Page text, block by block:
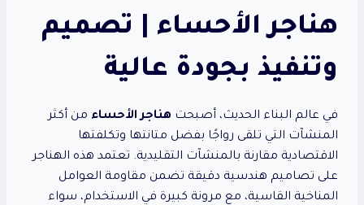
هناجر الأحساء | تصميم
وتنفيذ بجودة عالية
في عالم البناء الحديث، أصبحت هناجر الأحساء من أكثر
المنشآت التي تلقى رواجًا بفضل متانتها وتكلفتها
الاقتصادية مقارنة بالمنشآت التقليدية. تعتمد هذه الهناجر
على تصاميم هندسية دقيقة تضمن مقاومة العوامل
المناخية القاسية، مع مرونة كبيرة في الاستخدام، سواء